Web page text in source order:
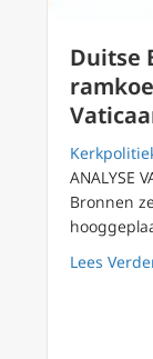
vrezen voor
Duitse
ANALYSE
Bronnen
Lees